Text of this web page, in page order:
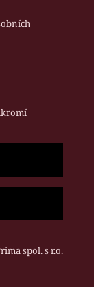
spol. s r.o.